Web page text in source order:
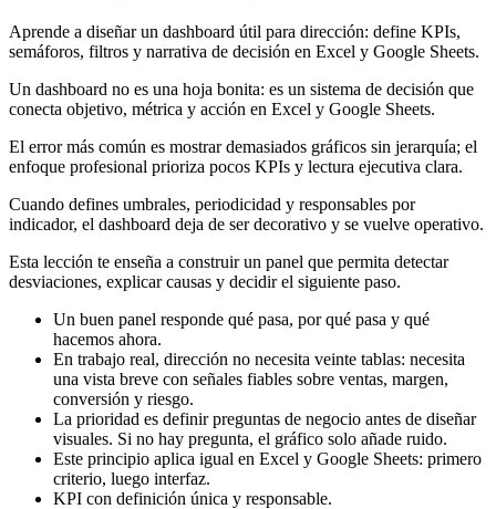
Aprende a diseñar un dashboard útil para dirección: define KPIs,
semáforos, filtros y narrativa de decisión en Excel y Google Sheets.
Un dashboard no es una hoja bonita: es un sistema de decisión que
conecta objetivo, métrica y acción en Excel y Google Sheets.
El error más común es mostrar demasiados gráficos sin jerarquía; el
enfoque profesional prioriza pocos KPIs y lectura ejecutiva clara.
Cuando defines umbrales, periodicidad y responsables por
indicador, el dashboard deja de ser decorativo y se vuelve operativo.
Esta lección te enseña a construir un panel que permita detectar
desviaciones, explicar causas y decidir el siguiente paso.
Un buen panel responde qué pasa, por qué pasa y qué
hacemos ahora.
En trabajo real, dirección no necesita veinte tablas: necesita
una vista breve con señales fiables sobre ventas, margen,
conversión y riesgo.
La prioridad es definir preguntas de negocio antes de diseñar
visuales. Si no hay pregunta, el gráfico solo añade ruido.
Este principio aplica igual en Excel y Google Sheets: primero
criterio, luego interfaz.
KPI con definición única y responsable.